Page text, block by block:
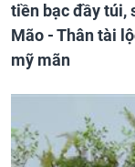
tiền bạc đầy túi,
Mão - Thân tài
mỹ mãn